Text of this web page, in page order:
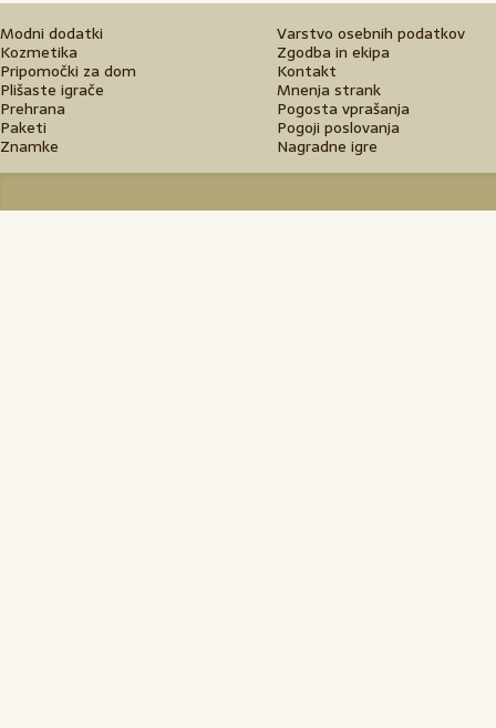
Modni dodatki
Kozmetika
Pripomočki za dom
Plišaste igrače
Prehrana
Paketi
Znamke
Varstvo osebnih podatkov
Zgodba in ekipa
Kontakt
Mnenja strank
Pogosta vprašanja
Pogoji poslovanja
Nagradne igre